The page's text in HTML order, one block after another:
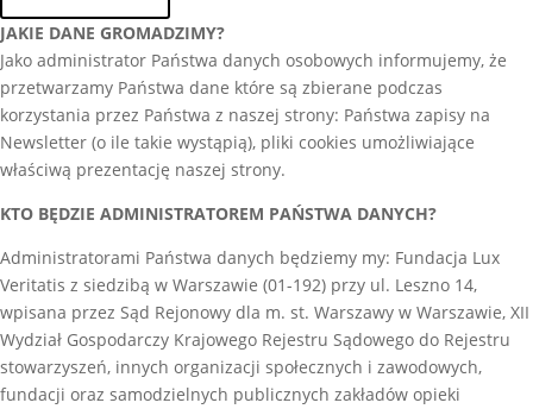
JAKIE DANE GROMADZIMY?
Jako administrator Państwa danych osobowych informujemy, że
przetwarzamy Państwa dane które są zbierane podczas
korzystania przez Państwa z naszej strony: Państwa zapisy na
Newsletter (o ile takie wystąpią), pliki cookies umożliwiające
właściwą prezentację naszej strony.
KTO BĘDZIE ADMINISTRATOREM PAŃSTWA DANYCH?
Administratorami Państwa danych będziemy my: Fundacja Lux
Veritatis z siedzibą w Warszawie (01-192) przy ul. Leszno 14,
wpisana przez Sąd Rejonowy dla m. st. Warszawy w Warszawie, XII
Wydział Gospodarczy Krajowego Rejestru Sądowego do Rejestru
stowarzyszeń, innych organizacji społecznych i zawodowych,
fundacji oraz samodzielnych publicznych zakładów opieki